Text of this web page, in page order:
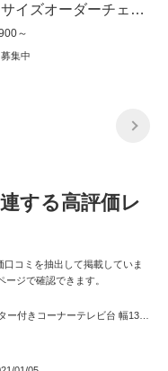
イズオーダーチェス
（高さ89cm）・奥行
・幅25〜80cm
～
集中
する高評価レ
コミを抽出して掲載していま
ジで確認できます。
【送料無料】キャスター付きコーナーテレビ台 幅130高さ44cm ロータイプ